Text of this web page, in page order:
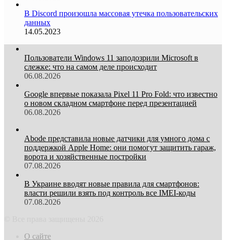
В Discord произошла массовая утечка пользовательских
данных
14.05.2023
Пользователи Windows 11 заподозрили Microsoft в
слежке: что на самом деле происходит
06.08.2026
Google впервые показала Pixel 11 Pro Fold: что известно
о новом складном смартфоне перед презентацией
06.08.2026
Abode представила новые датчики для умного дома с
поддержкой Apple Home: они помогут защитить гараж,
ворота и хозяйственные постройки
07.08.2026
В Украине вводят новые правила для смартфонов:
власти решили взять под контроль все IMEI-коды
07.08.2026
О сайте